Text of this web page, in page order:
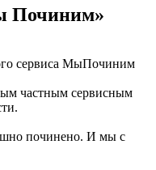
Починим»
сервиса МыПочиним
частным сервисным
починено. И мы с